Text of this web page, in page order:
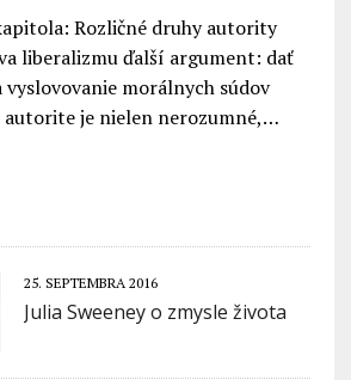
Rozličné druhy autority
liberalizmu ďalší argument: dať
vyslovovanie morálnych súdov
autorite je nielen nerozumné,…
25. SEPTEMBRA 2016
Julia Sweeney o zmysle života